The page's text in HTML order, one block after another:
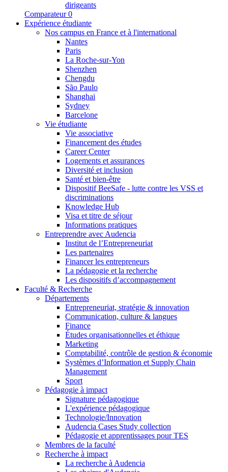
dirigeants
Comparateur 0
Expérience étudiante
Nos campus en France et à l'international
Nantes
Paris
La Roche-sur-Yon
Shenzhen
Chengdu
São Paulo
Shanghai
Sydney
Barcelone
Vie étudiante
Vie associative
Financement des études
Career Center
Logements et assurances
Diversité et inclusion
Santé et bien-être
Dispositif BeeSafe - lutte contre les VSS et
discriminations
Knowledge Hub
Visa et titre de séjour
Informations pratiques
Entreprendre avec Audencia
Institut de l’Entrepreneuriat
Les partenaires
Financer les entrepreneurs
La pédagogie et la recherche
Les dispositifs d’accompagnement
Faculté & Recherche
Départements
Entrepreneuriat, stratégie & innovation
Communication, culture & langues
Finance
Études organisationnelles et éthique
Marketing
Comptabilité, contrôle de gestion & économie
Systèmes d’Information et Supply Chain
Management
Sport
Pédagogie à impact
Signature pédagogique
L'expérience pédagogique
Technologie/Innovation
Audencia Cases Study collection
Pédagogie et apprentissages pour TES
Membres de la faculté
Recherche à impact
La recherche à Audencia